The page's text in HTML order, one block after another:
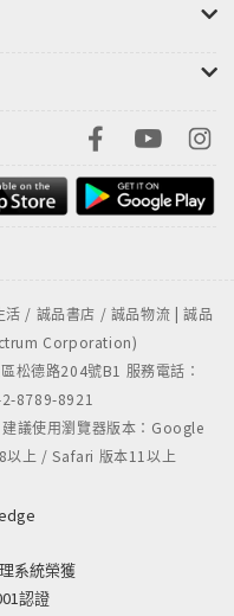
/ 誠品書店 / 誠品物流 | 誠品
Corporation)
松德路204號B1 服務電話：
8789-8921
議使用瀏覽器版本：Google
上 / Safari 版本11以上
系統榮獲
認證